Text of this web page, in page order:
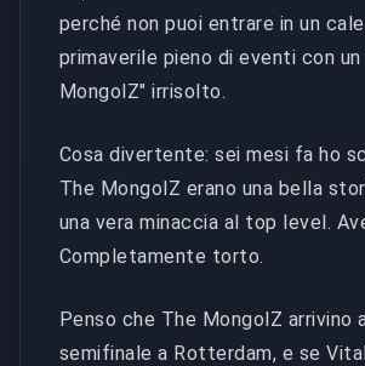
perché non puoi entrare in un
primaverile pieno di eventi con
MongolZ" irrisolto.
Cosa divertente: sei mesi fa ho
The MongolZ erano una bella
una vera minaccia al top level.
Completamente torto.
Penso che The MongolZ arrivino
semifinale a Rotterdam, e se